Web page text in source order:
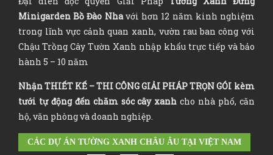
Minigarden Bồ Đào Nhavới hơn 12 năm kinh nghiệm
trong lĩnh vực cảnh quan xanh, vườn rau ban công với
Chậu Trồng Cây Tườn Xanh nhập khẩu trực tiếp và bảo
hành 5 – 10 năm
NhậnTHIẾT KẾ – THI CÔNG GIẢI PHÁP TRỌN GÓI kèm
tưới tự động đến chăm sóc cây xanh cho nhà phố, căn
hộ, văn phòng và doanh nghiệp.
CÁC DỰ ÁN TƯỜNG XANH CHÂU ÂU TẠI VIỆT NAM